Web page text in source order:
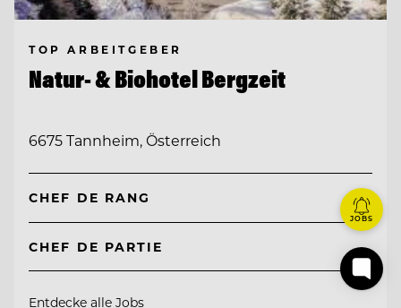
TOP ARBEITGEBER
Natur- & Biohotel Bergzeit
6675 Tannheim, Österreich
CHEF DE RANG
CHEF DE PARTIE
Entdecke alle Jobs
JOBS